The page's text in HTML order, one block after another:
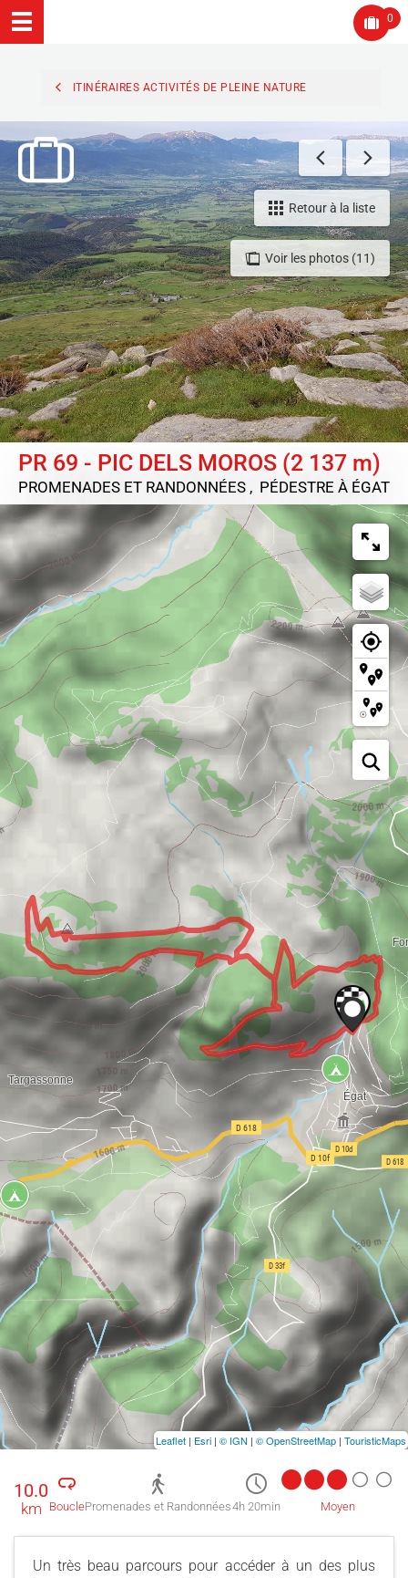
0
ITINÉRAIRES ACTIVITÉS DE PLEINE NATURE
Voir les photos (11)
Retour à la liste
PR 69 - PIC DELS MOROS (2 137 m)
PROMENADES ET RANDONNÉES , PÉDESTRE À ÉGAT
10.0
km BouclePromenades et Randonnées4h 20min Moyen
Un très beau parcours pour accéder à un des plus
Leaflet | Esri | © IGN | © OpenStreetMap | TouristicMaps